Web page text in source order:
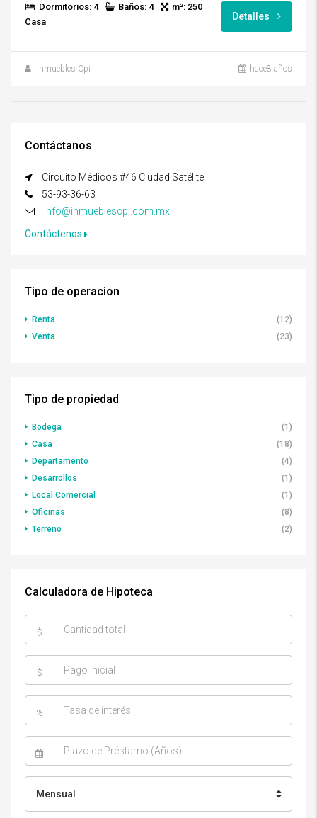
Dormitorios: 4 Baños: 4
m²: 250
Casa
Detalles
Inmuebles Cpi hace8 años
Contáctanos
Circuito Médicos #46 Ciudad Satélite
53-93-36-63
info@inmueblescpi.com.mx
Contáctenos
Tipo de operacion
Renta
(12)
Venta
(23)
Tipo de propiedad
Bodega
(1)
Casa
(18)
Departamento
(4)
Desarrollos
(1)
Local Comercial
(1)
Oficinas
(8)
Terreno
(2)
Calculadora de Hipoteca
$
$
%
Mensual